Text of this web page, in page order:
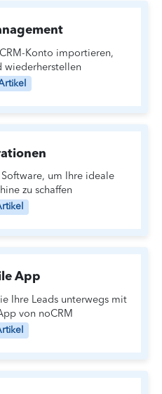
Konto importieren,
wiederherstellen
um Ihre ideale
zu schaffen
App
Ihre Leads unterwegs mit
von noCRM